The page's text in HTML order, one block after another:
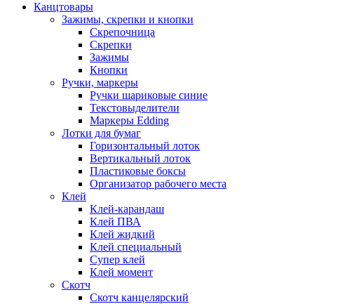
Канцтовары
Зажимы, скрепки и кнопки
Скрепочница
Скрепки
Зажимы
Кнопки
Ручки, маркеры
Ручки шариковые синие
Текстовыделители
Маркеры Edding
Лотки для бумаг
Горизонтальный лоток
Вертикальный лоток
Пластиковые боксы
Организатор рабочего места
Клей
Клей-карандаш
Клей ПВА
Клей жидкий
Клей специальный
Супер клей
Клей момент
Скотч
Скотч канцелярский